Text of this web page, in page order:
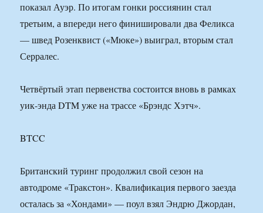
показал Ауэр. По итогам гонки россиянин стал
третьим, а впереди него финишировали два Феликса
— швед Розенквист («Мюке») выиграл, вторым стал
Серралес.
Четвёртый этап первенства состоится вновь в рамках
уик-энда DTM уже на трассе «Брэндс Хэтч».
BTCC
Британский туринг продолжил свой сезон на
автодроме «Тракстон». Квалификация первого заезда
осталась за «Хондами» — поул взял Эндрю Джордан,